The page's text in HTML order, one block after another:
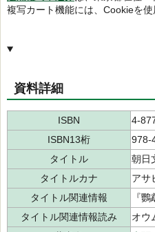
複写カート機能には、Cookieを
資料詳細
ISBN
4-
ISBN13桁
978-
タイトル
朝日
タイトルカナ
アサ
タイトル関連情報
『
タイトル関連情報読み
オウ